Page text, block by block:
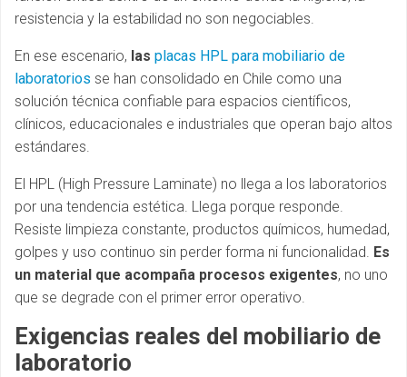
resistencia y la estabilidad no son negociables.
En ese escenario, las placas HPL para mobiliario de
laboratorios se han consolidado en Chile como una
solución técnica confiable para espacios científicos,
clínicos, educacionales e industriales que operan bajo altos
estándares.
El HPL (High Pressure Laminate) no llega a los laboratorios
por una tendencia estética. Llega porque responde.
Resiste limpieza constante, productos químicos, humedad,
golpes y uso continuo sin perder forma ni funcionalidad. Es
un material que acompaña procesos exigentes, no uno
que se degrade con el primer error operativo.
Exigencias reales del mobiliario de
laboratorio